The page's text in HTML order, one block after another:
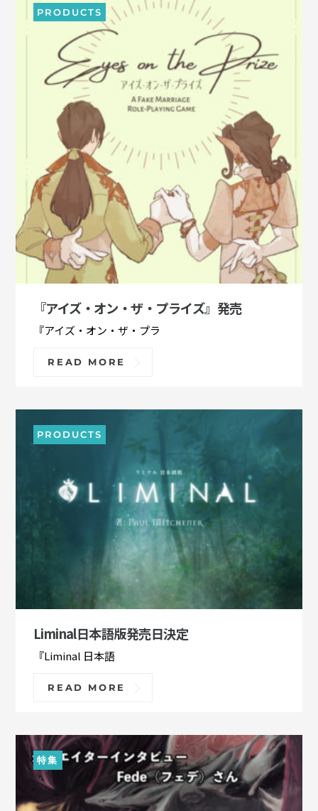
『アイズ・オン・ザ・プライズ』発売
PRODUCTS
『アイズ・オン・ザ・プラ
READ MORE
Liminal日本語版発売日決定
PRODUCTS
『Liminal 日本語
READ MORE
特集